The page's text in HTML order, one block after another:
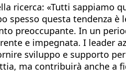
ricerca: «Tutti sappiamo
questa tendenza
preoccupante. In un
e impegnata. I
sviluppo e supporto
ma contribuirà anche a